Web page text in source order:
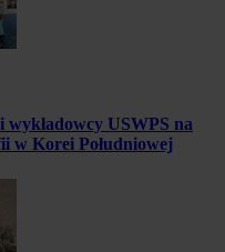
wykładowcy USWPS na
w Korei Południowej